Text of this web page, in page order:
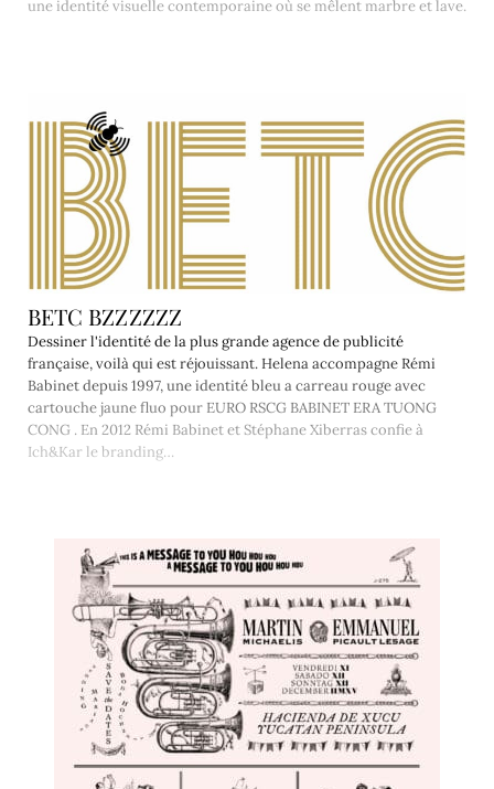
une identité visuelle contemporaine où se mêlent marbre et lave.
BETC BZZZZZZ
Dessiner l'identité de la plus grande agence de publicité
française, voilà qui est réjouissant. Helena accompagne Rémi
Babinet depuis 1997, une identité bleu a carreau rouge avec
cartouche jaune fluo pour EURO RSCG BABINET ERA TUONG
CONG . En 2012 Rémi Babinet et Stéphane Xiberras confie à
Ich&Kar le branding…